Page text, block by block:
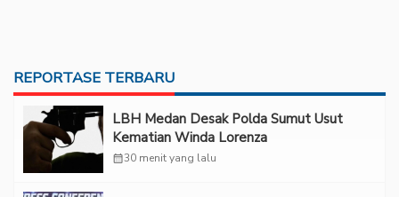
REPORTASE TERBARU
LBH Medan Desak Polda Sumut Usut
Kematian Winda Lorenza
calendar_month30 menit yang lalu